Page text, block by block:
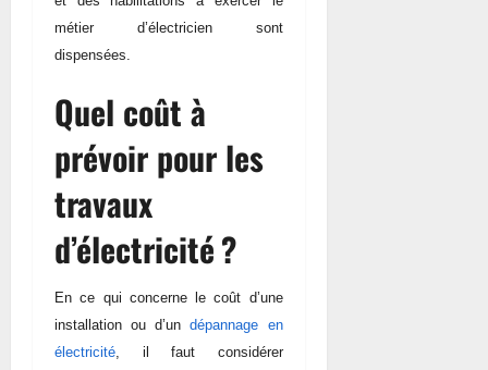
métier d’électricien sont
dispensées.
Quel coût à
prévoir pour les
travaux
d’électricité ?
En ce qui concerne le coût d’une
installation ou d’undépannage en
électricité, il faut considérer